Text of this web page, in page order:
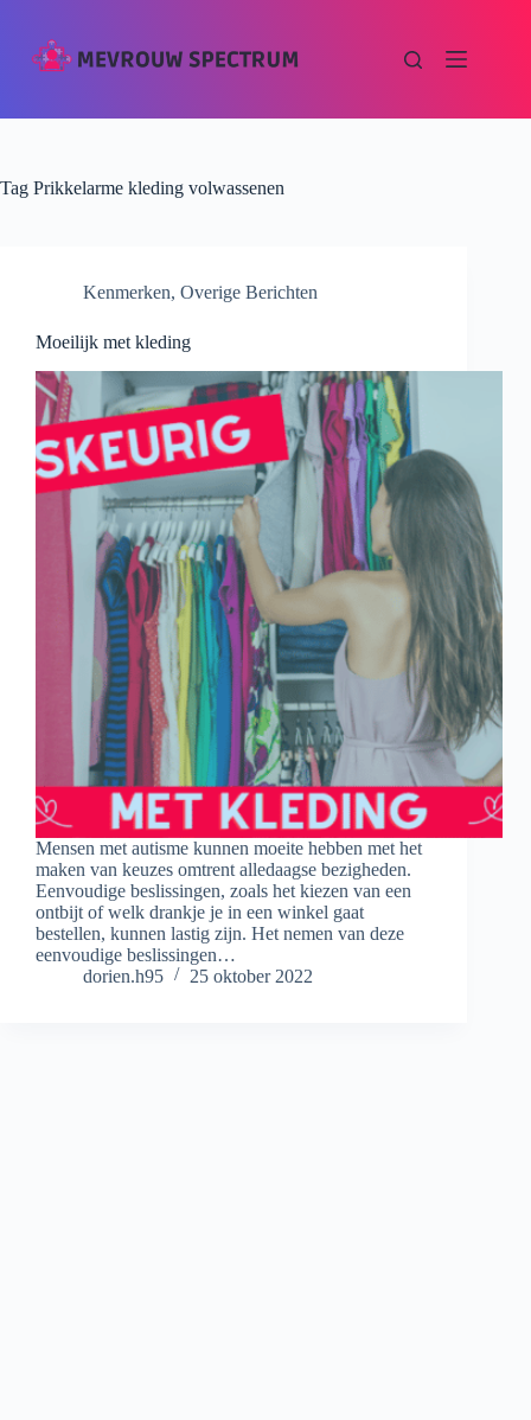
Tag Prikkelarme kleding volwassenen
Kenmerken, Overige Berichten
Moeilijk met kleding
Mensen met autisme kunnen moeite hebben met het
maken van keuzes omtrent alledaagse bezigheden.
Eenvoudige beslissingen, zoals het kiezen van een
ontbijt of welk drankje je in een winkel gaat
bestellen, kunnen lastig zijn. Het nemen van deze
eenvoudige beslissingen…
dorien.h95
25 oktober 2022